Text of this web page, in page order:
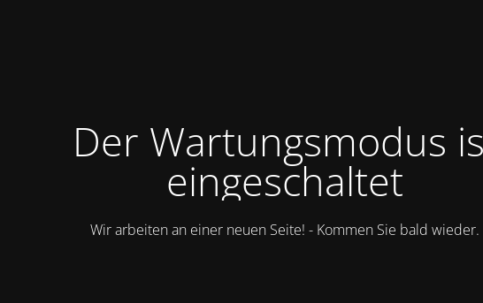
Der Wartungsmodus
eingeschaltet
Wir arbeiten an einer neuen Seite! - Kommen Sie bald wieder.